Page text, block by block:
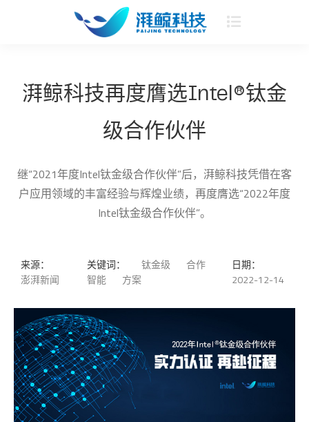
湃鲸科技再度膺选Intel®钛金
级合作伙伴
继“2021年度Intel钛金级合作伙伴”后，湃鲸科技凭借在客
户应用领域的丰富经验与辉煌业绩，再度膺选“2022年度
Intel钛金级合作伙伴”。
来源：
澎湃新闻
关键词： 钛金级
合作
智能
方案
日期：
2022-12-14